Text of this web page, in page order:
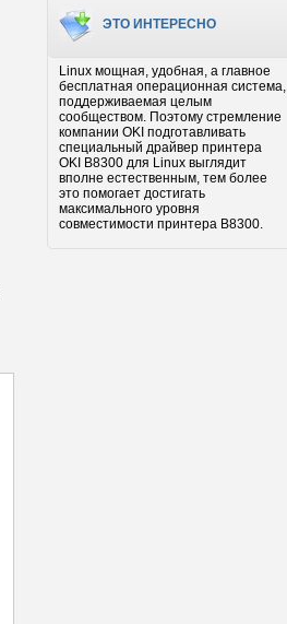
ЭТО ИНТЕРЕСНО
Linux мощная, удобная, а главное
бесплатная операционная система,
поддерживаемая целым
сообществом. Поэтому стремление
компании OKI подготавливать
специальный драйвер принтера
OKI B8300 для Linux выглядит
вполне естественным, тем более
это помогает достигать
максимального уровня
совместимости принтера B8300.